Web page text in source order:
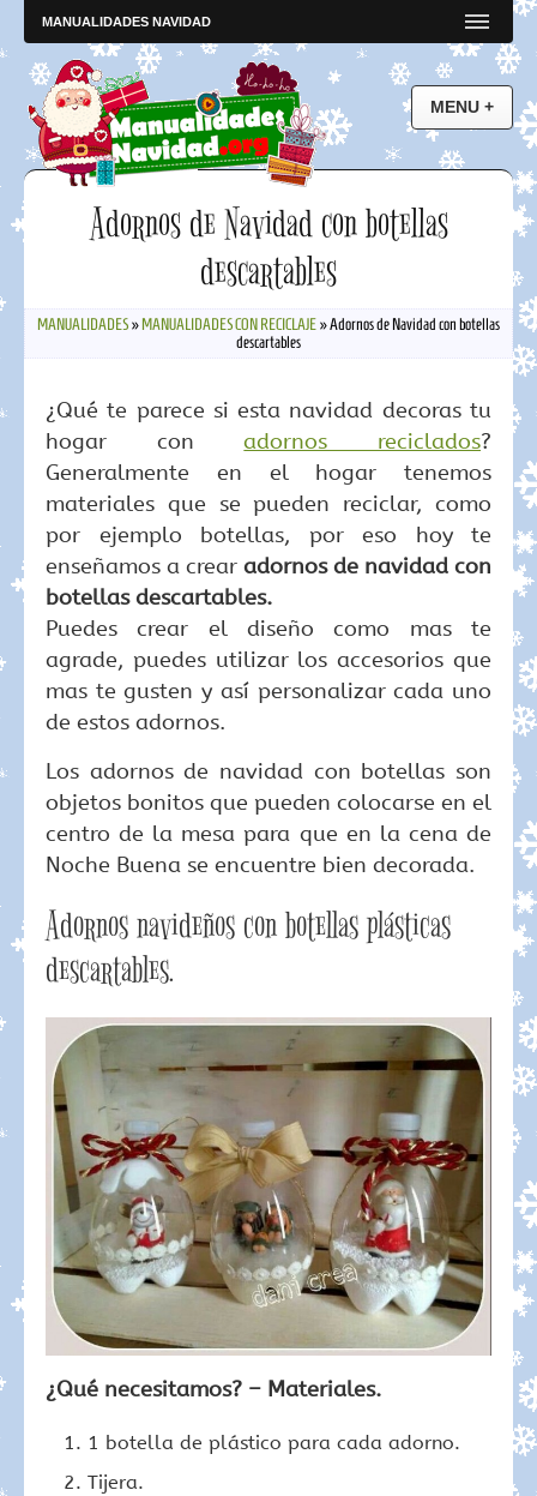
MANUALIDADES NAVIDAD
Adornos de Navidad con botellas
descartables
MANUALIDADES » MANUALIDADES CON RECICLAJE »Adornos de Navidad con botellas
descartables
¿Qué te parece si esta navidad decoras tu
hogar conadornos reciclados?
Generalmente en el hogar tenemos
materiales que se pueden reciclar, como
por ejemplo botellas, por eso hoy te
enseñamos a crear adornos de navidad con
botellas descartables.
Puedes crear el diseño como mas te
agrade, puedes utilizar los accesorios que
mas te gusten y así personalizar cada uno
de estos adornos.
Los adornos de navidad con botellas son
objetos bonitos que pueden colocarse en el
centro de la mesa para que en la cena de
Noche Buena se encuentre bien decorada.
Adornos navideños con botellas plásticas
descartables.
¿Qué necesitamos? – Materiales.
1 botella de plástico para cada adorno.
Tijera.